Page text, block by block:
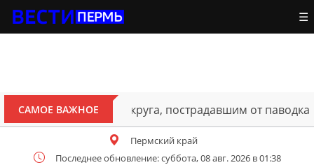
☰
САМОЕ ВАЖНОЕ
Октябрьского округа, пострадавшим от паводка
Пермский край
Последнее обновление: суббота, 08 авг. 2026 в 01:38